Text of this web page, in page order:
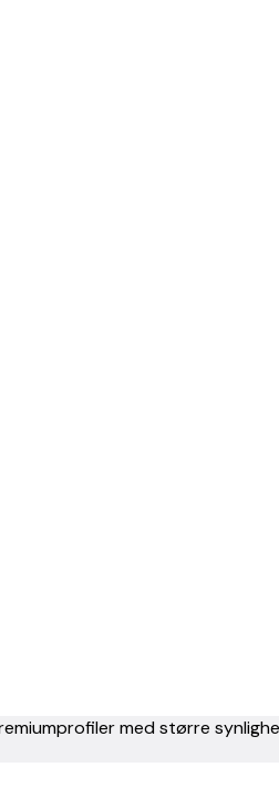
med større